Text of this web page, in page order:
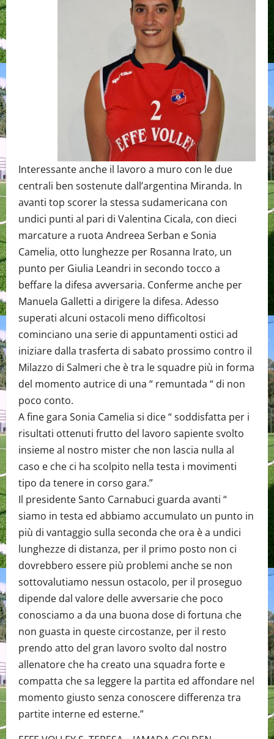
Interessante anche il lavoro a muro con le due
centrali ben sostenute dall’argentina Miranda. In
avanti top scorer la stessa sudamericana con
undici punti al pari di Valentina Cicala, con dieci
marcature a ruota Andreea Serban e Sonia
Camelia, otto lunghezze per Rosanna Irato, un
punto per Giulia Leandri in secondo tocco a
beffare la difesa avversaria. Conferme anche per
Manuela Galletti a dirigere la difesa. Adesso
superati alcuni ostacoli meno difficoltosi
cominciano una serie di appuntamenti ostici ad
iniziare dalla trasferta di sabato prossimo contro il
Milazzo di Salmeri che è tra le squadre più in forma
del momento autrice di una “ remuntada “ di non
poco conto.
A fine gara Sonia Camelia si dice “ soddisfatta per i
risultati ottenuti frutto del lavoro sapiente svolto
insieme al nostro mister che non lascia nulla al
caso e che ci ha scolpito nella testa i movimenti
tipo da tenere in corso gara.”
Il presidente Santo Carnabuci guarda avanti “
siamo in testa ed abbiamo accumulato un punto in
più di vantaggio sulla seconda che ora è a undici
lunghezze di distanza, per il primo posto non ci
dovrebbero essere più problemi anche se non
sottovalutiamo nessun ostacolo, per il proseguo
dipende dal valore delle avversarie che poco
conosciamo a da una buona dose di fortuna che
non guasta in queste circostanze, per il resto
prendo atto del gran lavoro svolto dal nostro
allenatore che ha creato una squadra forte e
compatta che sa leggere la partita ed affondare nel
momento giusto senza conoscere differenza tra
partite interne ed esterne.”